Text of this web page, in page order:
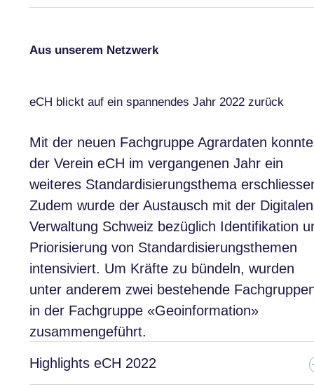
Aus unserem Netzwerk
eCH blickt auf ein spannendes Jahr 2022 zurück
Mit der neuen Fachgruppe Agrardaten konnte
der Verein eCH im vergangenen Jahr ein
weiteres Standardisierungsthema
Zudem wurde der Austausch mit der Digitalen
Verwaltung Schweiz bezüglich Identifikation
Priorisierung von Standardisierungsthemen
intensiviert. Um Kräfte zu bündeln, wurden
unter anderem zwei bestehende
in der Fachgruppe «Geoinformation»
zusammengeführt.
Highlights eCH 2022